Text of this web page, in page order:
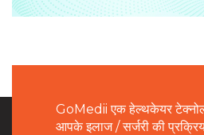
GoMedii एक हेल्थकेयर
आपके इलाज / सर्जरी की